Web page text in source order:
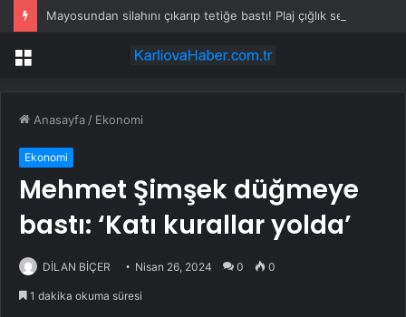
Menü
Anasayfa / Ekonomi
Ekonomi
Mehmet Şimşek düğmeye
bastı: ‘Katı kurallar yolda’
DİLAN BİÇER Nisan 26, 2024 0 0
1 dakika okuma süresi